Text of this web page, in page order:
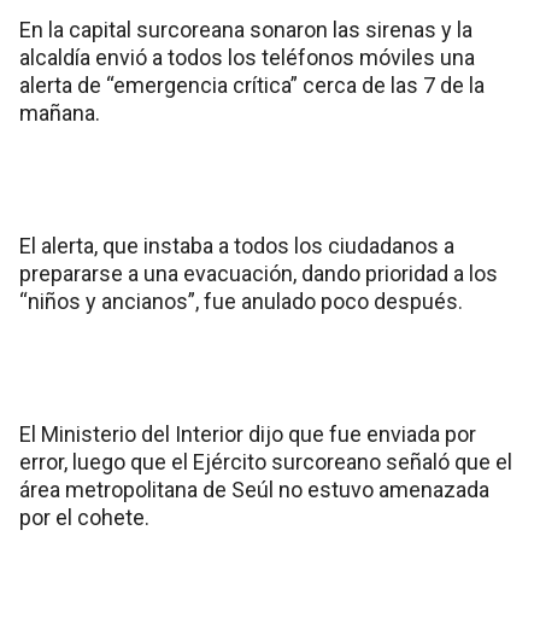
En la capital surcoreana sonaron las sirenas y la
alcaldía envió a todos los teléfonos móviles una
alerta de “emergencia crítica” cerca de las 7 de la
mañana.
El alerta, que instaba a todos los ciudadanos a
prepararse a una evacuación, dando prioridad a los
“niños y ancianos”, fue anulado poco después.
El Ministerio del Interior dijo que fue enviada por
error, luego que el Ejército surcoreano señaló que el
área metropolitana de Seúl no estuvo amenazada
por el cohete.